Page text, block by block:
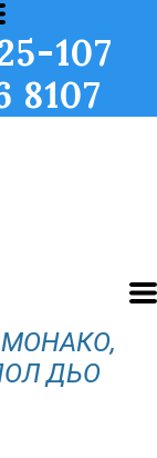
107
8107
МОНАКО,
ДЬО